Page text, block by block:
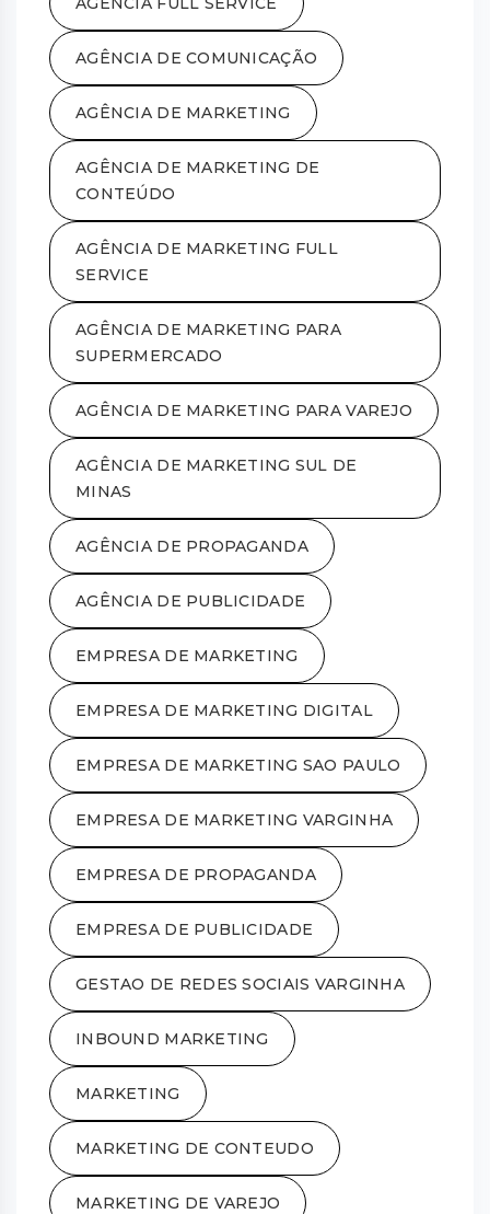
AGÊNCIA DE COMUNICAÇÃO
AGÊNCIA DE MARKETING
AGÊNCIA DE MARKETING DE
CONTEÚDO
AGÊNCIA DE MARKETING FULL
SERVICE
AGÊNCIA DE MARKETING PARA
SUPERMERCADO
AGÊNCIA DE MARKETING PARA VAREJO
AGÊNCIA DE MARKETING SUL DE
MINAS
AGÊNCIA DE PROPAGANDA
AGÊNCIA DE PUBLICIDADE
EMPRESA DE MARKETING
EMPRESA DE MARKETING DIGITAL
EMPRESA DE MARKETING SAO PAULO
EMPRESA DE MARKETING VARGINHA
EMPRESA DE PROPAGANDA
EMPRESA DE PUBLICIDADE
GESTAO DE REDES SOCIAIS VARGINHA
INBOUND MARKETING
MARKETING
MARKETING DE CONTEUDO
MARKETING DE VAREJO